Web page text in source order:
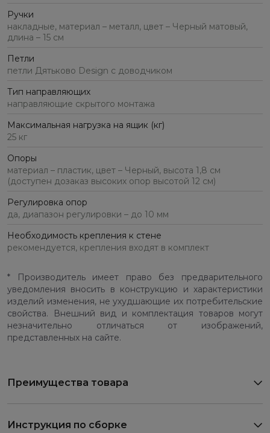
Ручки
накладные, материал – металл, цвет – Черный матовый,
длина – 15 см
Петли
петли Дятьково Design с доводчиком
Тип направляющих
направляющие скрытого монтажа
Максимальная нагрузка на ящик (кг)
25 кг
Опоры
материал – пластик, цвет – Черный, высота 1,8 см
(доступен дозаказ высоких опор высотой 12 см)
Регулировка опор
да, диапазон регулировки – до 10 мм
Необходимость крепления к стене
рекомендуется, крепления входят в комплект
* Производитель имеет право без предварительного
уведомления вносить в конструкцию и характеристики
изделий изменения, не ухудшающие их потребительские
свойства. Внешний вид и комплектация товаров могут
незначительно отличаться от изображений,
представленных на сайте.
Преимущества товара
Инструкция по сборке